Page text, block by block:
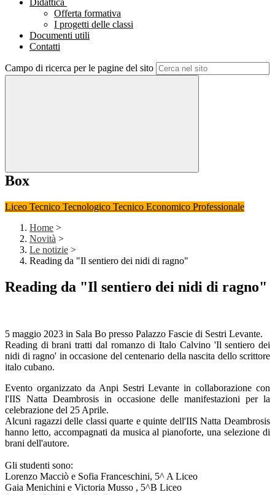
Didattica
Offerta formativa
I progetti delle classi
Documenti utili
Contatti
Campo di ricerca per le pagine del sito
Box
Liceo Tecnico Tecnologico Tecnico Economico Professionale
Home >
Novità >
Le notizie >
Reading da "Il sentiero dei nidi di ragno"
Reading da "Il sentiero dei nidi di ragno"
5 maggio 2023 in Sala Bo presso Palazzo Fascie di Sestri Levante.
Reading di brani tratti dal romanzo di Italo Calvino 'Il sentiero dei
nidi di ragno' in occasione del centenario della nascita dello scrittore
italo cubano.
Evento organizzato da Anpi Sestri Levante in collaborazione con
l'IIS Natta Deambrosis in occasione delle manifestazioni per la
celebrazione del 25 Aprile.
Alcuni ragazzi delle classi quarte e quinte dell'IIS Natta Deambrosis
hanno letto, accompagnati da musica al pianoforte, una selezione di
brani dell'autore.
Gli studenti sono:
Lorenzo Macciò e Sofia Franceschini, 5^ A Liceo
Gaia Menichini e Victoria Musso , 5^B Liceo